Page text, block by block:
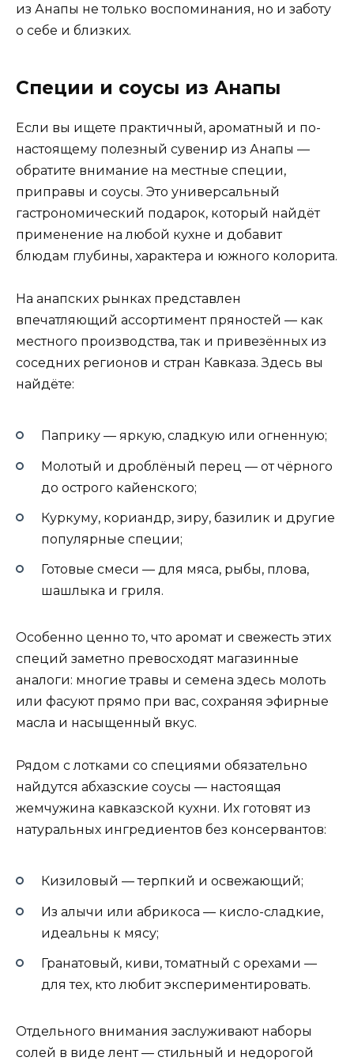
из Анапы не только воспоминания, но и заботу
о себе и близких.
Специи и соусы из Анапы
Если вы ищете практичный, ароматный и по-
настоящему полезный сувенир из Анапы —
обратите внимание на местные специи,
приправы и соусы. Это универсальный
гастрономический подарок, который найдёт
применение на любой кухне и добавит
блюдам глубины, характера и южного колорита.
На анапских рынках представлен
впечатляющий ассортимент пряностей — как
местного производства, так и привезённых из
соседних регионов и стран Кавказа. Здесь вы
найдёте:
Паприку — яркую, сладкую или огненную;
Молотый и дроблёный перец — от чёрного
до острого кайенского;
Куркуму, кориандр, зиру, базилик и другие
популярные специи;
Готовые смеси — для мяса, рыбы, плова,
шашлыка и гриля.
Особенно ценно то, что аромат и свежесть этих
специй заметно превосходят магазинные
аналоги: многие травы и семена здесь молоть
или фасуют прямо при вас, сохраняя эфирные
масла и насыщенный вкус.
Рядом с лотками со специями обязательно
найдутся абхазские соусы — настоящая
жемчужина кавказской кухни. Их готовят из
натуральных ингредиентов без консервантов:
Кизиловый — терпкий и освежающий;
Из алычи или абрикоса — кисло-сладкие,
идеальны к мясу;
Гранатовый, киви, томатный с орехами —
для тех, кто любит экспериментировать.
Отдельного внимания заслуживают наборы
солей в виде лент — стильный и недорогой